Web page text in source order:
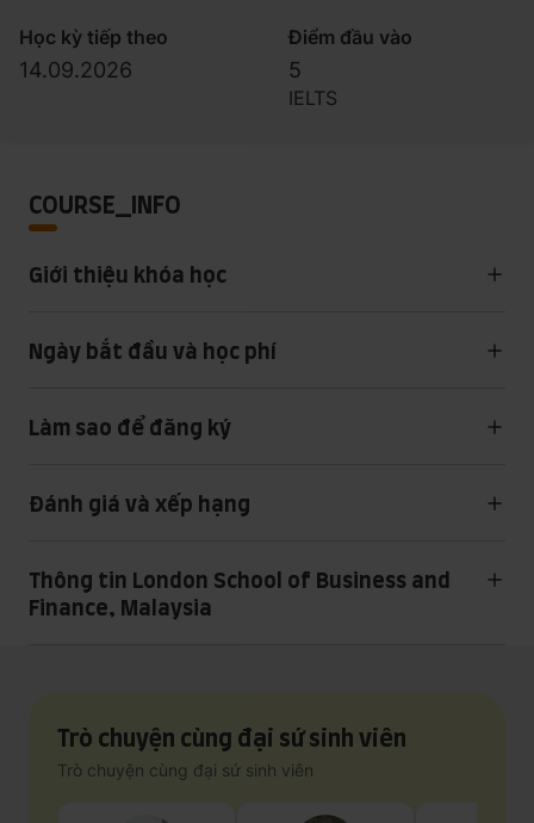
Học kỳ tiếp theo
14.09.2026
Điểm đầu vào
5
IELTS
COURSE_INFO
Giới thiệu khóa học
Ngày bắt đầu và học phí
Làm sao để đăng ký
Đánh giá và xếp hạng
Thông tin London School of Business and
Finance, Malaysia
Trò chuyện cùng đại sứ sinh viên
Trò chuyện cùng đại sứ sinh viên